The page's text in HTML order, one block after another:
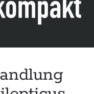
der
ICS